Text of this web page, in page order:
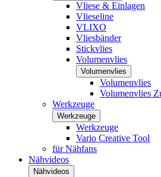
Vliese & Einlagen
Vlieseline
VLIXO
Vliesbänder
Stickvlies
Volumenvlies
Volumenvlies
Volumenvlies
Volumenvlies
Werkzeuge
Werkzeuge
Werkzeuge
Vario Creative Tool
für Nähfans
Nähvideos
Nähvideos